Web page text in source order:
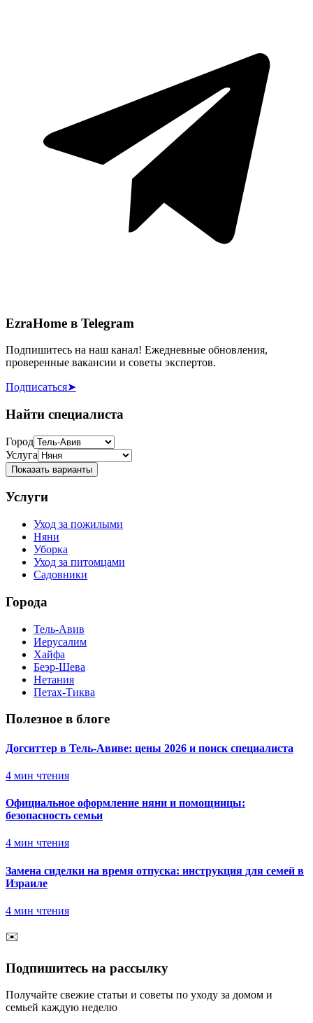
EzraHome в Telegram
Подпишитесь на наш канал! Ежедневные обновления,
проверенные вакансии и советы экспертов.
Подписаться➤
Найти специалиста
Город
Услуга
Показать варианты
Услуги
Уход за пожилыми
Няни
Уборка
Уход за питомцами
Садовники
Города
Тель-Авив
Иерусалим
Хайфа
Беэр-Шева
Нетания
Петах-Тиква
Полезное в блоге
Догситтер в Тель-Авиве: цены 2026 и поиск специалиста
4 мин чтения
Официальное оформление няни и помощницы:
безопасность семьи
4 мин чтения
Замена сиделки на время отпуска: инструкция для семей в
Израиле
4 мин чтения
✉️
Подпишитесь на рассылку
Получайте свежие статьи и советы по уходу за домом и
семьей каждую неделю